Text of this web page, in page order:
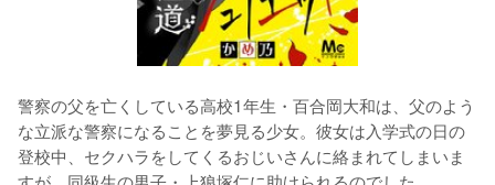
警察の父を亡くしている高校1年生・百合岡大和は、父のよう
な立派な警察になることを夢見る少女。彼女は入学式の日の
登校中、セクハラをしてくるおじいさんに絡まれてしまいま